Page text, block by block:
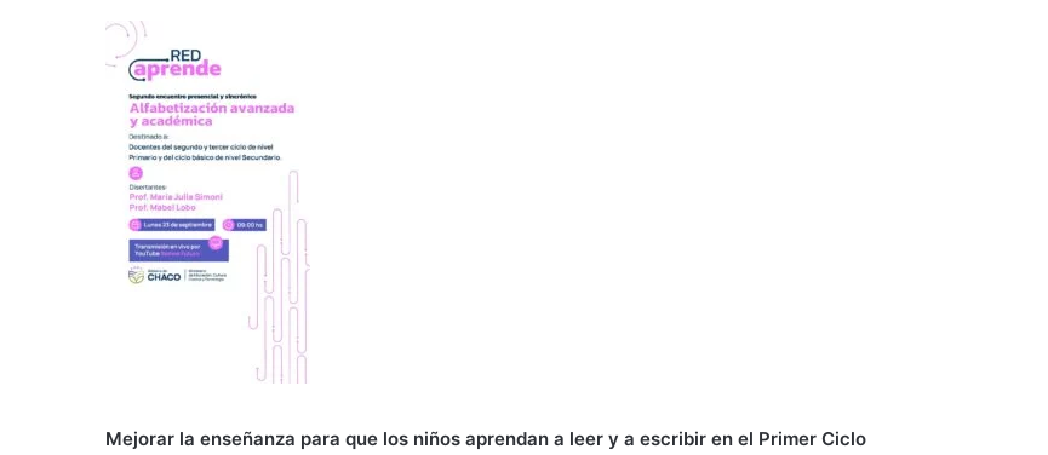
Mejorar la enseñanza para que los niños aprendan a leer y a escribir en el Primer Ciclo